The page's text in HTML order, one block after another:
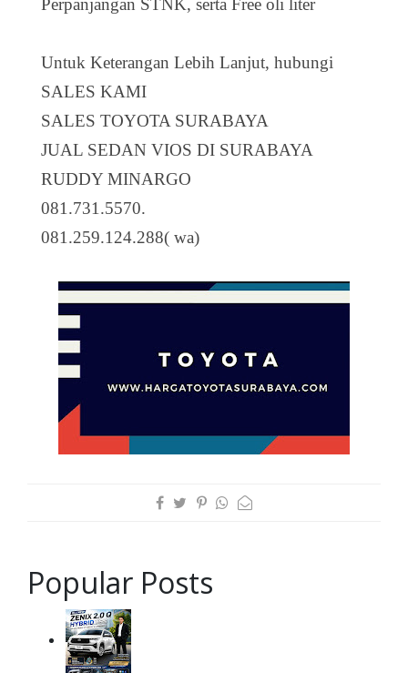
Perpanjangan STNK, serta Free oli liter
Untuk Keterangan Lebih Lanjut, hubungi
SALES KAMI
SALES TOYOTA SURABAYA
JUAL SEDAN VIOS DI SURABAYA
RUDDY MINARGO
081.731.5570.
081.259.124.288( wa)
Popular Posts